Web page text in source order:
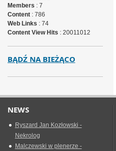
Members : 7
Content: 786
Web Links : 74
Content View Hits : 20011012
BĄDŹ NA BIEŻĄCO
NEWS
Ryszard Jan Kozłowski -
Nekrolog
Malczewski w plenerze -